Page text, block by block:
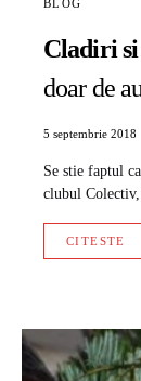
BLOG
Cladiri si
doar de
5 septembrie 2018
Se stie faptul
clubul
CITESTE